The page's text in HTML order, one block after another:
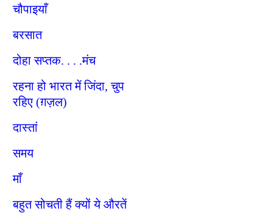
चौपाइयाँ
बरसात
दोहा सप्तक. . . .मंच
रहना हो भारत में जिंदा, चुप
रहिए (ग़ज़ल)
दास्तां
समय
माँ
बहुत सोचती हैं क्यों ये औरतें